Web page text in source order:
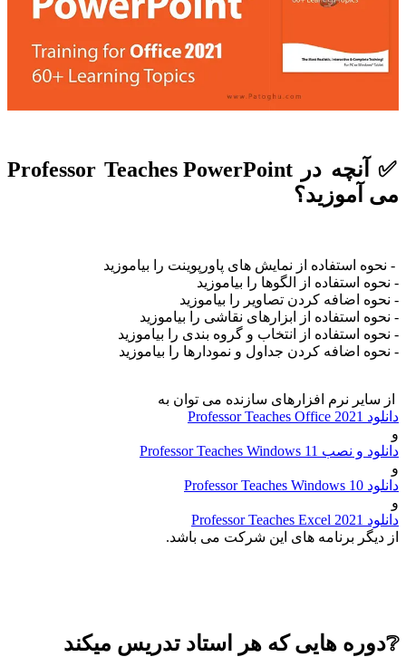
✅ آنچه در Professor Teaches PowerPoint
می آموزید؟
- نحوه استفاده از نمایش های پاورپوینت را بیاموزید
- نحوه استفاده از الگوها را بیاموزید
- نحوه اضافه کردن تصاویر را بیاموزید
- نحوه استفاده از ابزارهای نقاشی را بیاموزید
- نحوه استفاده از انتخاب و گروه بندی را بیاموزید
- نحوه اضافه کردن جداول و نمودارها را بیاموزید
از سایر نرم افزارهای سازنده می توان به
دانلود Professor Teaches Office 2021
و
دانلود و نصب Professor Teaches Windows 11
و
دانلود Professor Teaches Windows 10
و
دانلود Professor Teaches Excel 2021
از دیگر برنامه های این شرکت می باشد.
❔دوره هایی که هر استاد تدریس میکند